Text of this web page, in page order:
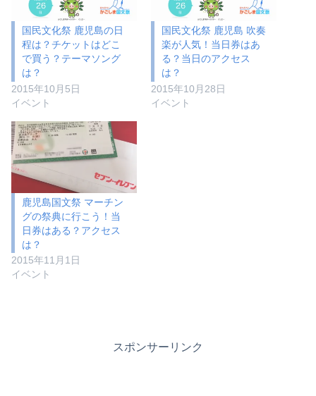
国民文化祭 鹿児島の日
程は？チケットはどこ
で買う？テーマソング
は？
2015年10月5日
イベント
国民文化祭 鹿児島 吹奏
楽が人気！当日券はあ
る？当日のアクセス
は？
2015年10月28日
イベント
鹿児島国文祭 マーチン
グの祭典に行こう！当
日券はある？アクセス
は？
2015年11月1日
イベント
スポンサーリンク